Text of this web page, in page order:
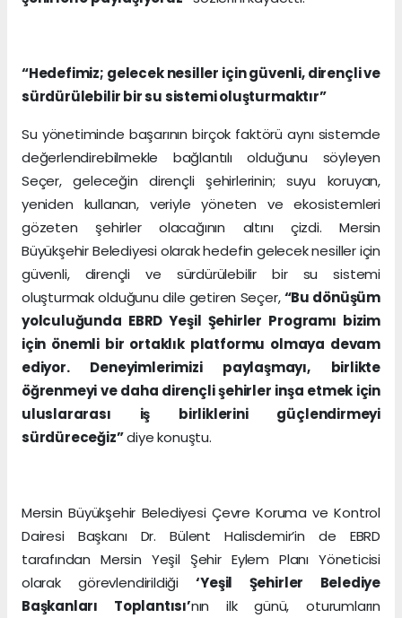
“Hedefimiz; gelecek nesiller için güvenli, dirençli ve
sürdürülebilir bir su sistemi oluşturmaktır”
Su yönetiminde başarının birçok faktörü aynı sistemde
değerlendirebilmekle bağlantılı olduğunu söyleyen
Seçer, geleceğin dirençli şehirlerinin; suyu koruyan,
yeniden kullanan, veriyle yöneten ve ekosistemleri
gözeten şehirler olacağının altını çizdi. Mersin
Büyükşehir Belediyesi olarak hedefin gelecek nesiller için
güvenli, dirençli ve sürdürülebilir bir su sistemi
oluşturmak olduğunu dile getiren Seçer,“Bu dönüşüm
yolculuğunda EBRD Yeşil Şehirler Programı bizim
için önemli bir ortaklık platformu olmaya devam
ediyor. Deneyimlerimizi paylaşmayı, birlikte
öğrenmeyi ve daha dirençli şehirler inşa etmek için
uluslararası iş birliklerini güçlendirmeyi
sürdüreceğiz”diye konuştu.
Mersin Büyükşehir Belediyesi Çevre Koruma ve Kontrol
Dairesi Başkanı Dr. Bülent Halisdemir’in de EBRD
tarafından Mersin Yeşil Şehir Eylem Planı Yöneticisi
olarak görevlendirildiği‘Yeşil Şehirler Belediye
Başkanları Toplantısı’nın ilk günü, oturumların